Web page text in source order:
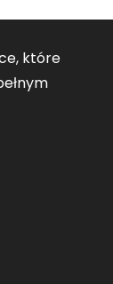
które